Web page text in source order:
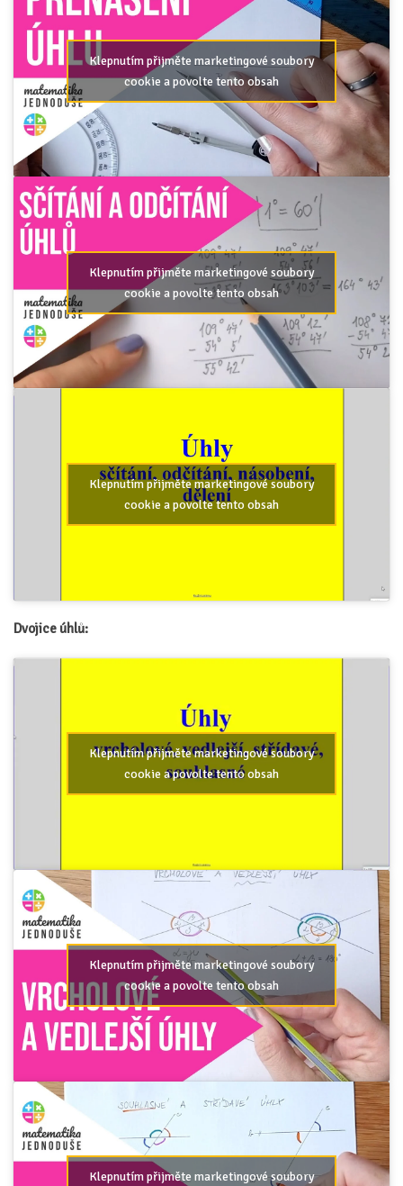
Klepnutím přijměte marketingové soubory
cookie a povolte tento obsah
Klepnutím přijměte marketingové soubory
cookie a povolte tento obsah
Klepnutím přijměte marketingové soubory
cookie a povolte tento obsah
Dvojice úhlů:
Klepnutím přijměte marketingové soubory
cookie a povolte tento obsah
Klepnutím přijměte marketingové soubory
cookie a povolte tento obsah
Klepnutím přijměte marketingové soubory